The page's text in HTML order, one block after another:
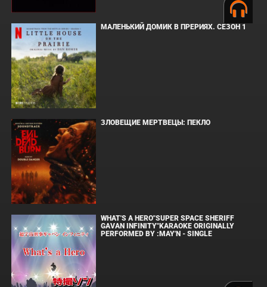
МАЛЕНЬКИЙ ДОМИК В ПРЕРИЯХ. СЕЗОН 1
ЗЛОВЕЩИЕ МЕРТВЕЦЫ: ПЕКЛО
WHAT'S A HERO"SUPER SPACE SHERIFF
GAVAN INFINITY"KARAOKE ORIGINALLY
PERFORMED BY :MAY'N - SINGLE